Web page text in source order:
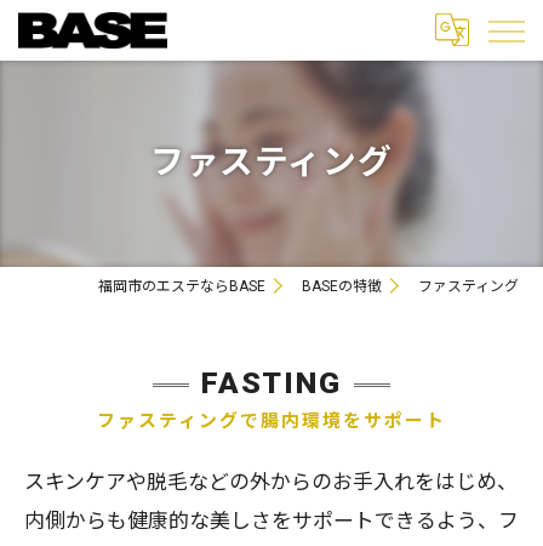
ファスティング
福岡市のエステならBASE BASEの特徴 ファスティング
ファスティングで腸内環境をサポート
FASTING
スキンケアや脱毛などの外からのお手入れをはじめ、
内側からも健康的な美しさをサポートできるよう、フ